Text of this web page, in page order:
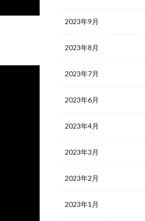
2023年9月
2023年8月
2023年7月
2023年6月
2023年4月
2023年3月
2023年2月
2023年1月